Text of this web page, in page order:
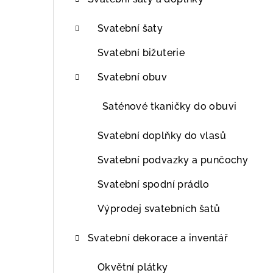
Svatební šaty
Svatební bižuterie
Svatební obuv
Saténové tkaničky do obuvi
Svatební doplňky do vlasů
Svatební podvazky a punčochy
Svatební spodní prádlo
Výprodej svatebních šatů
Svatební dekorace a inventář
Okvětní plátky